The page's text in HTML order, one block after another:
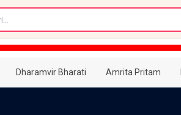
Dharamvir Bharati Amrita Pritam